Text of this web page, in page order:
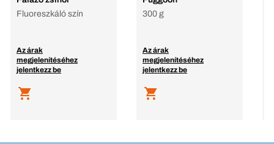
Fluoreszkáló szín
Az árak
megjelenítéséhez
jelentkezz be
300 g
Az árak
megjelenítéséhez
jelentkezz be